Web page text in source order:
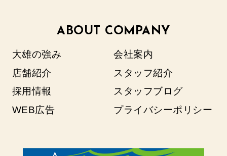
ABOUT COMPANY
大雄の強み
会社案内
店舗紹介
スタッフ紹介
採用情報
スタッフブログ
WEB広告
プライバシーポリシー